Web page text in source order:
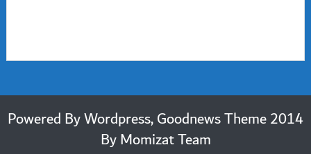
2014 Powered By Wordpress, Goodnews Theme
ByMomizat Team